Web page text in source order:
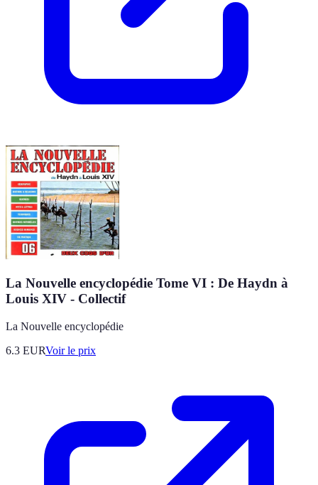
La Nouvelle encyclopédie Tome VI : De Haydn à
Louis XIV - Collectif
La Nouvelle encyclopédie
6.3 EURVoir le prix